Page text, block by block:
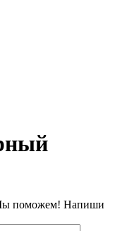
поможем! Напиши